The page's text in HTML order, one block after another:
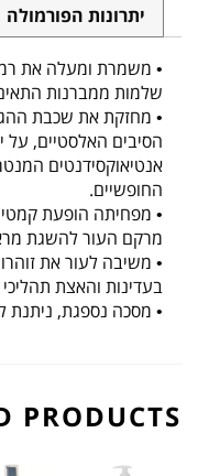
יתרונות הפורמולה
• משמרת ומעלה את
שלמות ממברנות
• מחזקת את שכבת
הסיבים האלסטיים, על
אנטיאוקסידנטים
החופשיים.
• מפחיתה הופעת
מרקם העור להשגת
• משיבה לעור את
בעדינות והאצת
• מסכה נספגת, ניתנת
PRODUCTS